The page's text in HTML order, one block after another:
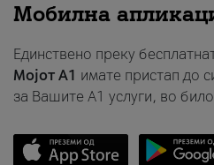
Мобилна
Единствено преку
Мојот A1 имате пристап до
за Вашите A1 услуги, во